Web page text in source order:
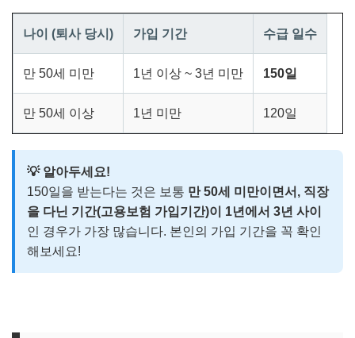
나이 (퇴사 당시) 가입 기간 수급 일수
만 50세 미만 1년 이상 ~ 3년 미만 150일
만 50세 이상 1년 미만 120일
💡 알아두세요!
150일을 받는다는 것은 보통 만 50세 미만이면서, 직장
을 다닌 기간(고용보험 가입기간)이 1년에서 3년 사이
인 경우가 가장 많습니다. 본인의 가입 기간을 꼭 확인
해보세요!